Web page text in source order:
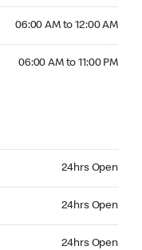
06:00 AM to 12:00 AM
06:00 AM to 11:00 PM
24hrs Open
24hrs Open
24hrs Open